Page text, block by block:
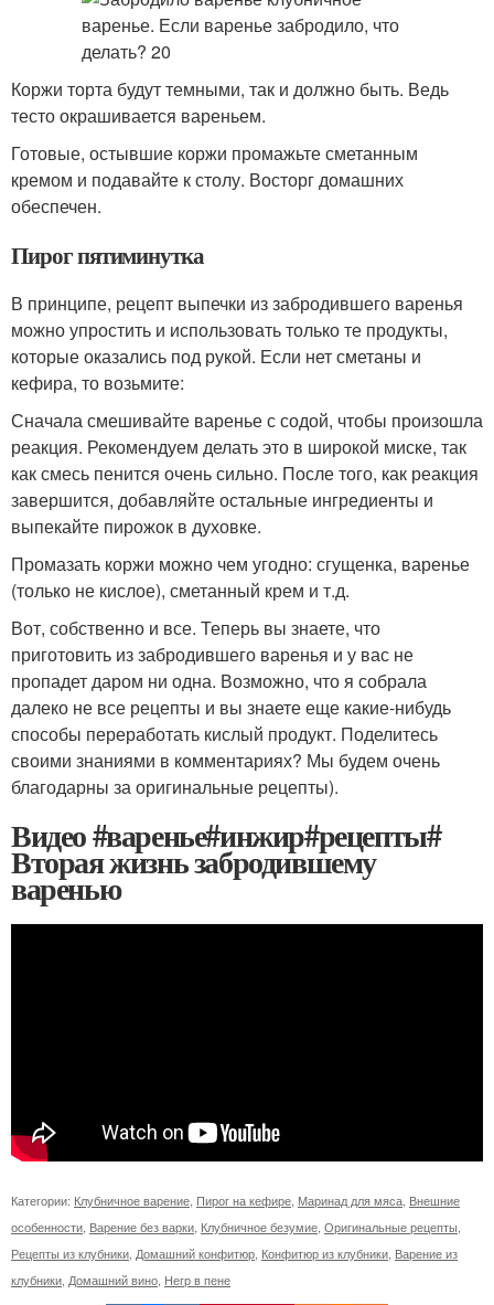
Коржи торта будут темными, так и должно быть. Ведь
тесто окрашивается вареньем.
Готовые, остывшие коржи промажьте сметанным
кремом и подавайте к столу. Восторг домашних
обеспечен.
Пирог пятиминутка
В принципе, рецепт выпечки из забродившего варенья
можно упростить и использовать только те продукты,
которые оказались под рукой. Если нет сметаны и
кефира, то возьмите:
Сначала смешивайте варенье с содой, чтобы произошла
реакция. Рекомендуем делать это в широкой миске, так
как смесь пенится очень сильно. После того, как реакция
завершится, добавляйте остальные ингредиенты и
выпекайте пирожок в духовке.
Промазать коржи можно чем угодно: сгущенка, варенье
(только не кислое), сметанный крем и т.д.
Вот, собственно и все. Теперь вы знаете, что
приготовить из забродившего варенья и у вас не
пропадет даром ни одна. Возможно, что я собрала
далеко не все рецепты и вы знаете еще какие-нибудь
способы переработать кислый продукт. Поделитесь
своими знаниями в комментариях? Мы будем очень
благодарны за оригинальные рецепты).
Видео #варенье#инжир#рецепты#
Вторая жизнь забродившему
варенью
Категории: Клубничное варение Пирог на кефире Маринад для мяса Внешние
особенности Варение без варки Клубничное безумие Оригинальные рецепты
Рецепты из клубники Домашний конфитюр Конфитюр из клубники Варение из
клубники Домашний вино Негр в пене